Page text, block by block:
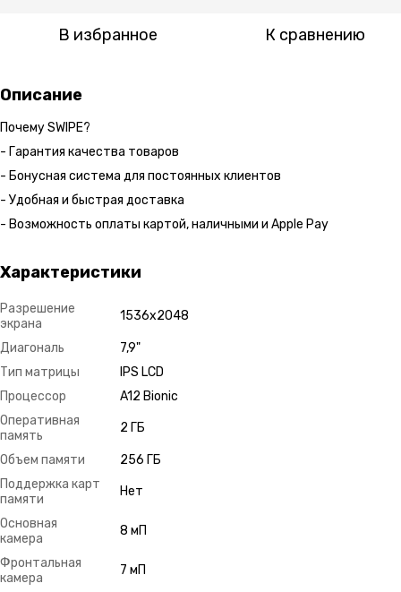
В избранное К сравнению
Описание
Почему SWIPE?
- Гарантия качества товаров
- Бонусная система для постоянных клиентов
- Удобная и быстрая доставка
- Возможность оплаты картой, наличными и Apple Pay
Характеристики
Разрешение
экрана
1536х2048
Диагональ
7,9"
Тип матрицы
IPS LCD
Процессор
A12 Bionic
Оперативная
память
2 ГБ
Объем памяти
256 ГБ
Поддержка карт
памяти
Нет
Основная
камера
8 мП
Фронтальная
камера
7 мП